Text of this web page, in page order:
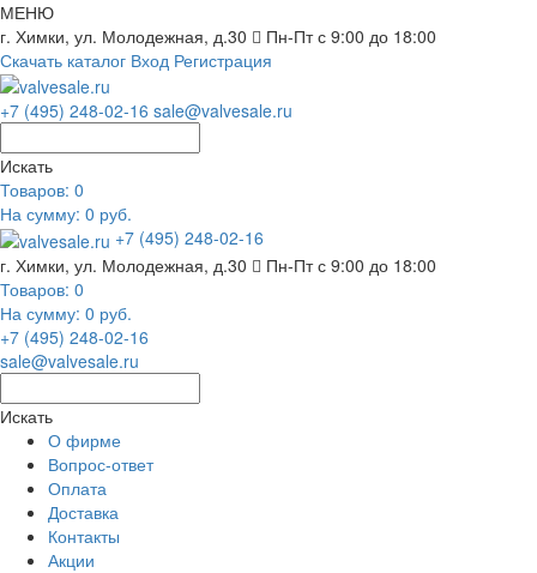
МЕНЮ
г. Химки, ул. Молодежная, д.30
Пн-Пт с 9:00 до 18:00
Скачать каталог Вход Регистрация
+7 (495) 248-02-16 sale@valvesale.ru
Искать
Товаров: 0
На сумму: 0 руб.
+7 (495) 248-02-16
г. Химки, ул. Молодежная, д.30
Пн-Пт с 9:00 до 18:00
Товаров: 0
На сумму: 0 руб.
+7 (495) 248-02-16
sale@valvesale.ru
Искать
О фирме
Вопрос-ответ
Оплата
Доставка
Контакты
Акции